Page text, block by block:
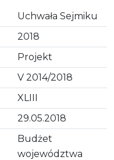
Uchwała Sejmiku
2018
Projekt
V 2014/2018
XLIII
29.05.2018
Budżet
województwa